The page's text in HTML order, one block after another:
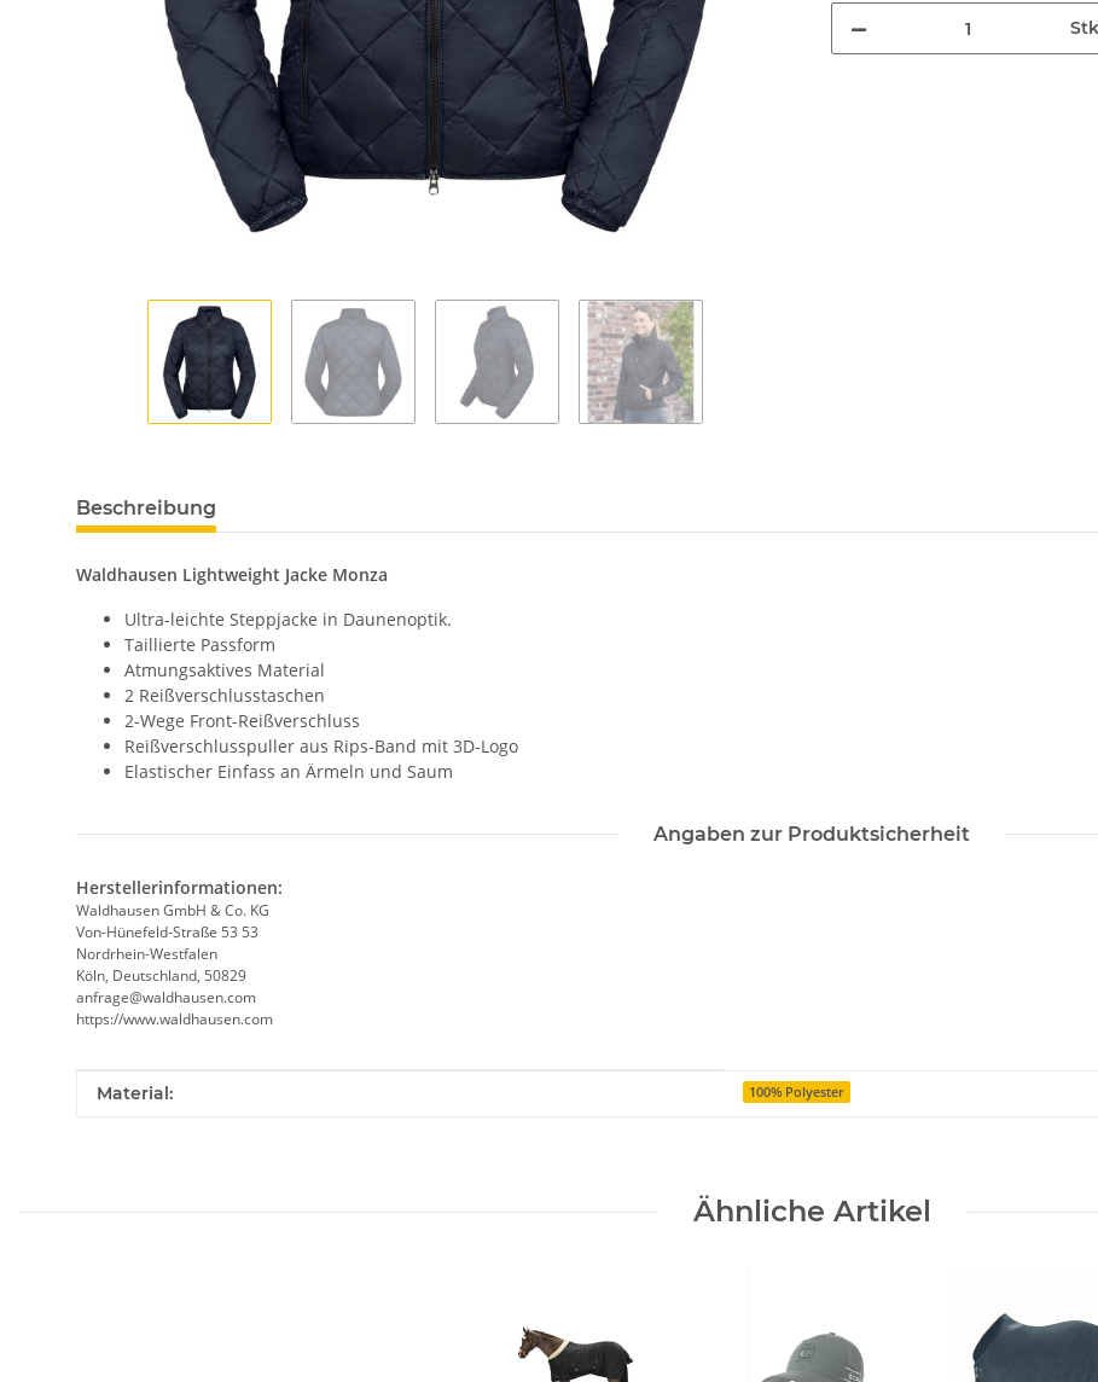
Stk
Beschreibung
Waldhausen Lightweight Jacke Monza
Ultra-leichte Steppjacke in Daunenoptik.
Taillierte Passform
Atmungsaktives Material
2 Reißverschlusstaschen
2-Wege Front-Reißverschluss
Reißverschlusspuller aus Rips-Band mit 3D-Logo
Elastischer Einfass an Ärmeln und Saum
Angaben zur Produktsicherheit
Herstellerinformationen:
Waldhausen GmbH & Co. KG
Von-Hünefeld-Straße 53 53
Nordrhein-Westfalen
Köln, Deutschland, 50829
anfrage@waldhausen.com
https://www.waldhausen.com
Produkteigenschaft
Wert
Material: 100% Polyester
Ähnliche Artikel